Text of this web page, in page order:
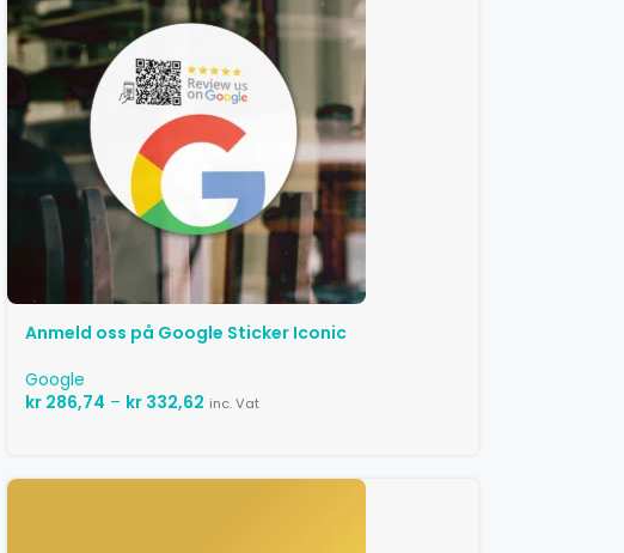
Anmeld oss ​​på Google Sticker Iconic
Google
kr 286,74 – kr 332,62 inc. Vat